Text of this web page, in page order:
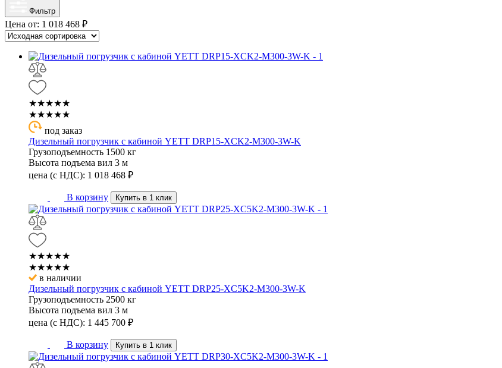
Фильтр
Цена от: 1 018 468 ₽
★★★★★
★★★★★
под заказ
Дизельный погрузчик с кабиной YETT DRP15-XCK2-M300-3W-K
Грузоподъемность 1500 кг
Высота подъема вил 3 м
цена (с НДС): 1 018 468 ₽
В корзину Купить в 1 клик
★★★★★
★★★★★
в наличии
Дизельный погрузчик с кабиной YETT DRP25-XC5K2-M300-3W-K
Грузоподъемность 2500 кг
Высота подъема вил 3 м
цена (с НДС): 1 445 700 ₽
В корзину Купить в 1 клик